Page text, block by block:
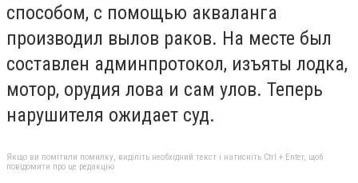
способом, с помощью акваланга
производил вылов раков. На месте был
составлен админпротокол, изъяты лодка,
мотор, орудия лова и сам улов. Теперь
нарушителя ожидает суд.
Якщо ви помітили помилку, виділіть необхідний текст і натисніть Ctrl + Enter, щоб
повідомити про це редакцію